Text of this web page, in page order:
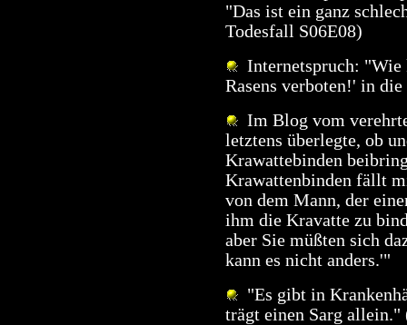
"Das ist ein ganz
Todesfall S06E08)
Internetspruch: "Wie
Rasens verboten!' in
Im Blog vom
letztens überlegte, ob
Krawattebinden
Krawattenbinden fällt
von dem Mann, der
ihm die Kravatte zu
aber Sie müßten sich
kann es nicht anders.'"
"Es gibt in
trägt einen Sarg